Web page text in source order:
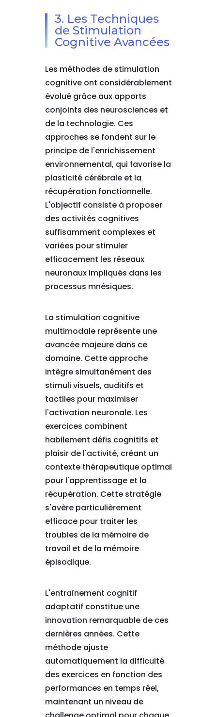
3. Les Techniques
de Stimulation
Cognitive Avancées
Les méthodes de stimulation
cognitive ont considérablement
évolué grâce aux apports
conjoints des neurosciences et
de la technologie. Ces
approches se fondent sur le
principe de l'enrichissement
environnemental, qui favorise la
plasticité cérébrale et la
récupération fonctionnelle.
L'objectif consiste à proposer
des activités cognitives
suffisamment complexes et
variées pour stimuler
efficacement les réseaux
neuronaux impliqués dans les
processus mnésiques.
La stimulation cognitive
multimodale représente une
avancée majeure dans ce
domaine. Cette approche
intègre simultanément des
stimuli visuels, auditifs et
tactiles pour maximiser
l'activation neuronale. Les
exercices combinent
habilement défis cognitifs et
plaisir de l'activité, créant un
contexte thérapeutique optimal
pour l'apprentissage et la
récupération. Cette stratégie
s'avère particulièrement
efficace pour traiter les
troubles de la mémoire de
travail et de la mémoire
épisodique.
L'entraînement cognitif
adaptatif constitue une
innovation remarquable de ces
dernières années. Cette
méthode ajuste
automatiquement la difficulté
des exercices en fonction des
performances en temps réel,
maintenant un niveau de